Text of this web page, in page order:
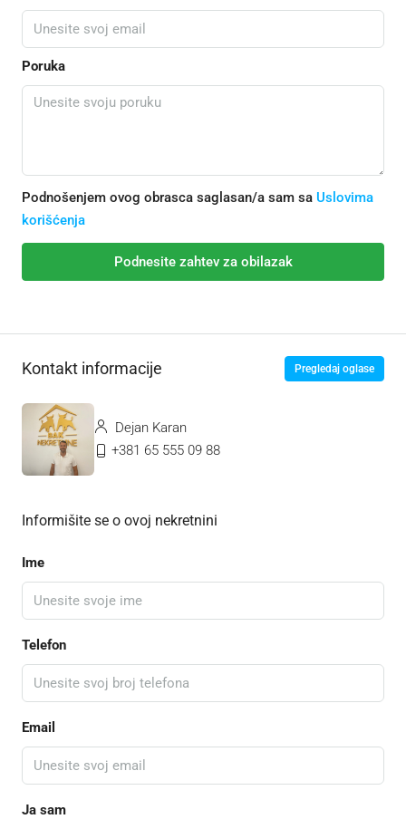
Poruka
Podnošenjem ovog obrasca saglasan/a sam sa Uslovima
korišćenja
Podnesite zahtev za obilazak
Kontakt informacije Pregledaj oglase
Dejan Karan
+381 65 555 09 88
Informišite se o ovoj nekretnini
Ime
Telefon
Email
Ja sam